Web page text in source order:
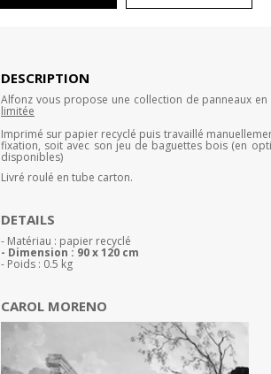
DESCRIPTION
Alfonz vous propose une collection de panneaux
limitée
Imprimé sur papier recyclé puis travaillé
fixation, soit avec son jeu de baguettes bois (en
disponibles)
Livré roulé en tube carton.
DETAILS
- Matériau : papier recyclé
- Dimension : 90 x 120 cm
- Poids : 0.5 kg
CAROL MORENO